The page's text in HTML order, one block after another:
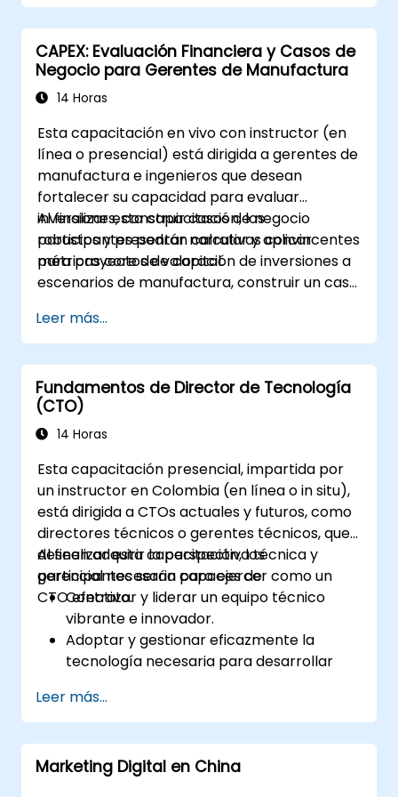
Analizarcasos prácticos para tomar
decisiones informadas sobre la creación y
operación de una compañía holding.
CAPEX: Evaluación Financiera y Casos de
Negocio para Gerentes de Manufactura
14 Horas
Esta capacitación en vivo con instructor (en
línea o presencial) está dirigida a gerentes de
manufactura e ingenieros que desean
fortalecer su capacidad para evaluar
inversiones, construir casos de negocio
robustos y presentar narrativas convincentes
para proyectos de capital.
Al finalizar esta capacitación, los
participantes podrán calcular y aplicar
métricas core de valoración de inversiones a
escenarios de manufactura, construir un caso
proyecciones de flujos de caja y análisis de
sensibilidad, utilizar plantillas y Tarjetas CAPEX
para agilizar el proceso de aprobación, y
preparar narrativas claras a nivel ejecutivo
para justificar solicitudes de inversión de
capital.
Leer más...
Fundamentos de Director de Tecnología
(CTO)
14 Horas
Esta capacitación presencial, impartida por
un instructor en Colombia (en línea o in situ),
está dirigida a CTOs actuales y futuros, como
directores técnicos o gerentes técnicos, que
deseen adquirir la perspectiva técnica y
gerencial necesaria para ejercer como un
CTO efectivo.
Al finalizar esta capacitación, los
participantes serán capaces de:
Contratar y liderar un equipo técnico
vibrante e innovador.
Adoptar y gestionar eficazmente la
tecnología necesaria para desarrollar
Aplicar técnicas y estrategias útiles para
la gestión de productos y proyectos.
Escalar el negocio de la empresa y
orientarlo en la dirección correcta.
Leer más...
Marketing Digital en China